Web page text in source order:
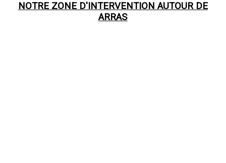
NOTRE ZONE D'INTERVENTION AUTOUR DE
ARRAS